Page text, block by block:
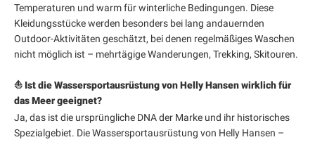
Temperaturen und warm für winterliche Bedingungen. Diese
Kleidungsstücke werden besonders bei lang andauernden
Outdoor-Aktivitäten geschätzt, bei denen regelmäßiges Waschen
nicht möglich ist – mehrtägige Wanderungen, Trekking, Skitouren.
⛵ Ist die Wassersportausrüstung von Helly Hansen wirklich für
das Meer geeignet?
Ja, das ist die ursprüngliche DNA der Marke und ihr historisches
Spezialgebiet. Die Wassersportausrüstung von Helly Hansen –